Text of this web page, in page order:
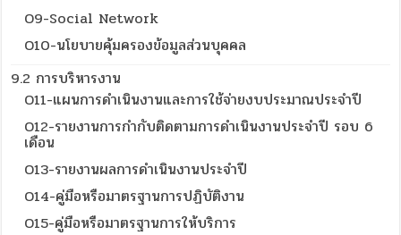
O9-Social Network
O10-นโยบายคุ้มครองข้อมูลส่วนบุคคล
9.2 การบริหารงาน
O11-แผนการดำเนินงานและการใช้จ่ายงบประมาณประจำปี
O12-รายงานการกำกับติดตามการดำเนินงานประจำปี รอบ 6
เดือน
O13-รายงานผลการดำเนินงานประจำปี
O14-คู่มือหรือมาตรฐานการปฏิบัติงาน
O15-คู่มือหรือมาตรฐานการให้บริการ